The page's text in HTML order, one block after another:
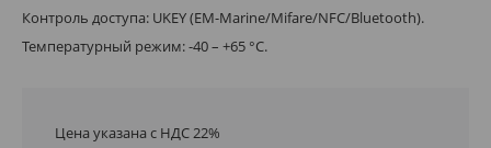
Контроль доступа: UKEY (EM-Marine/Mifare/NFC/Bluetooth).
Температурный режим: -40 – +65 °С.
Цена указана с НДС 22%